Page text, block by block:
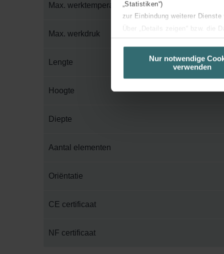
„Statistiken“)
zur Einbindung weiterer
Über „Details zeigen“ bzw. die
unserer Website verwenden,
basierend auf Ihren
Datenschutzerklärung
Nur notwendige
verwenden
Max. werktemperatuur
Max. werkdruk
Lengte
Hoogte
Diepte
Aantal elementen
Oriëntatie
CE certificaat
NF certificaat